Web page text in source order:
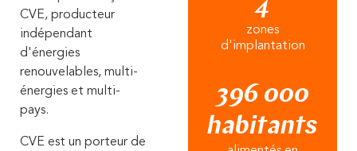
CVE, producteur
indépendant
d'énergies
renouvelables, multi-
énergies et multi-
pays.
CVE est un porteur de
4
zones
d'implantation
396 000
habitants